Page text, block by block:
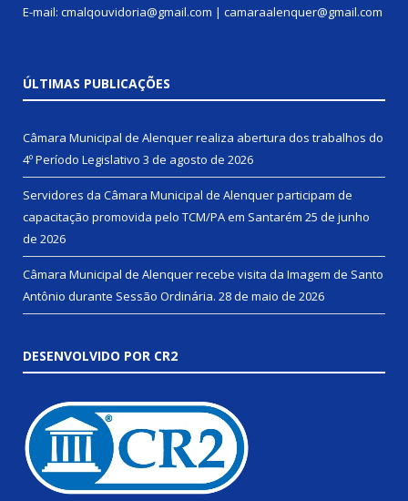
E-mail: cmalqouvidoria@gmail.com | camaraalenquer@gmail.com
ÚLTIMAS PUBLICAÇÕES
Câmara Municipal de Alenquer realiza abertura dos trabalhos do
4º Período Legislativo 3 de agosto de 2026
Servidores da Câmara Municipal de Alenquer participam de
capacitação promovida pelo TCM/PA em Santarém 25 de junho
de 2026
Câmara Municipal de Alenquer recebe visita da Imagem de Santo
Antônio durante Sessão Ordinária. 28 de maio de 2026
DESENVOLVIDO POR CR2